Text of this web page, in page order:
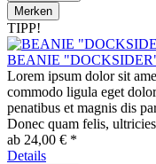
Merken
TIPP!
BEANIE
Lorem ipsum dolor sit
commodo ligula eget
penatibus et magnis dis
Donec quam felis,
ab 24,00 € *
Details